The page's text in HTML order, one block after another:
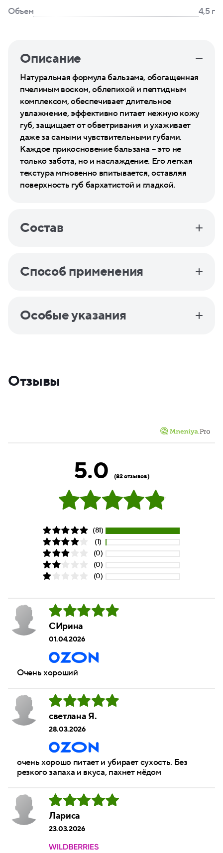
Объем
4,5 г
Описание
Натуральная формула бальзама, обогащенная
пчелиным воском, облепихой и пептидным
комплексом, обеспечивает длительное
увлажнение, эффективно питает нежную кожу
губ, защищает от обветривания и ухаживает
даже за самыми чувствительными губами.
Каждое прикосновение бальзама – это не
только забота, но и наслаждение. Его легкая
текстура мгновенно впитывается, оставляя
поверхность губ бархатистой и гладкой.
Состав
Способ применения
Особые указания
Отзывы
5.0 (82 отзывов)
(81)
(1)
(0)
(0)
(0)
СИрина
01.04.2026
Очень хороший
светлана Я.
28.03.2026
очень хорошо питает и убирает сухость. Без
резкого запаха и вкуса, пахнет мёдом
Лариса
23.03.2026